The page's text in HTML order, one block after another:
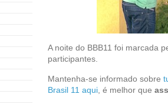
A noite do BBB11 foi marcada
participantes.
Mantenha-se informado sobre
Brasil 11 aqui , é melhor que